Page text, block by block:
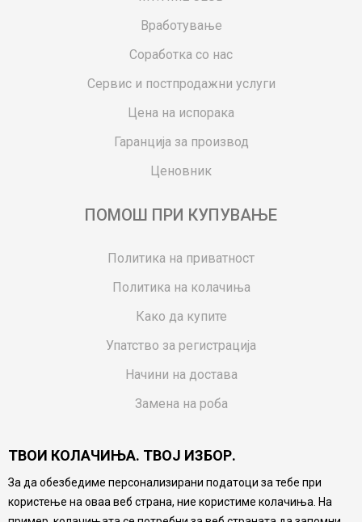
Вработување
Соработка со нас
Сервис и постпродажни услуги
Цена на испорака
Гаранција за производ
Ценовник
ПОМОШ ПРИ КУПУВАЊЕ
Политика на приватност
Политика на колачиња
Како да купите
Упатство за регистрација
Начини на достава
Замена на роба
Ваучери
Product Finder
ТВОИ КОЛАЧИЊА. ТВОЈ ИЗБОР.
За да обезбедиме персонализирани податоци за тебе при
користење на оваа веб страна, ние користиме колачиња. На